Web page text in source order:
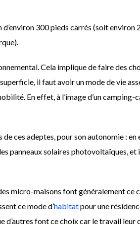
300 pieds carrés (soit environ
Cela implique de faire des
il faut avoir un mode de vie
En effet, à l’image d’un
ces adeptes, pour son autonomie :
panneaux solaires photovoltaïques,
micro-maisons font généralement ce
ce mode d’habitatpour une
d’autres font ce choix car le travail leur